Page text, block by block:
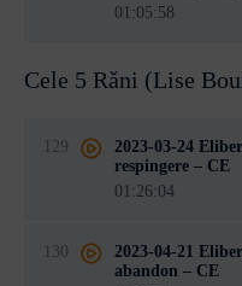
01:05:58
Cele 5 Răni (Lise
129
2023-03-24
respingere – CE
01:26:04
130
2023-04-21
abandon – CE